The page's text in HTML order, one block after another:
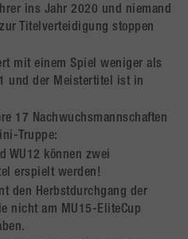
ins Jahr 2020 und niemand
Titelverteidigung stoppen
mit einem Spiel weniger als
und der Meistertitel ist in
17 Nachwuchsmannschaften
Truppe:
WU12 können zwei
erspielt werden!
den Herbstdurchgang der
nicht am MU15-EliteCup